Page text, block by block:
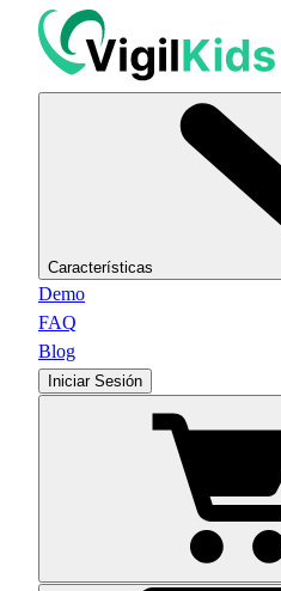
Características
Demo
FAQ
Blog
Iniciar Sesión